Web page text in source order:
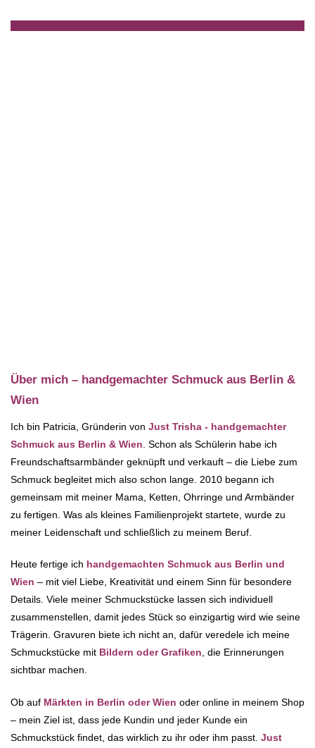
Über mich – handgemachter Schmuck aus Berlin &
Wien
Ich bin Patricia, Gründerin von Just Trisha - handgemachter
Schmuck aus Berlin & Wien . Schon als Schülerin habe ich
Freundschaftsarmbänder geknüpft und verkauft – die Liebe zum
Schmuck begleitet mich also schon lange. 2010 begann ich
gemeinsam mit meiner Mama, Ketten, Ohrringe und Armbänder
zu fertigen. Was als kleines Familienprojekt startete, wurde zu
meiner Leidenschaft und schließlich zu meinem Beruf.
Heute fertige ich handgemachten Schmuck aus Berlin und
Wien – mit viel Liebe, Kreativität und einem Sinn für besondere
Details. Viele meiner Schmuckstücke lassen sich individuell
zusammenstellen, damit jedes Stück so einzigartig wird wie seine
Trägerin. Gravuren biete ich nicht an, dafür veredele ich meine
Schmuckstücke mit Bildern oder Grafiken, die Erinnerungen
sichtbar machen.
Ob auf Märkten in Berlin oder Wien oder online in meinem Shop
– mein Ziel ist, dass jede Kundin und jeder Kunde ein
Schmuckstück findet, das wirklich zu ihr oder ihm passt. Just